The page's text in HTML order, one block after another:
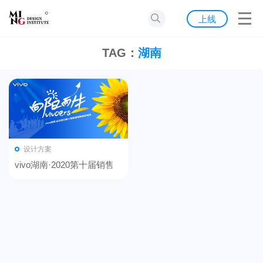
首页
发现
上线
TAG： 湖南
设计方案
vivo湖南·2020第十届销售